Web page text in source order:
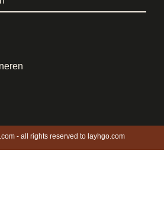
- all rights reserved to layhgo.com